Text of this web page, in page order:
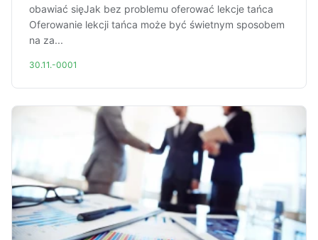
obawiać sięJak bez problemu oferować lekcje tańca
Oferowanie lekcji tańca może być świetnym sposobem
na za...
30.11.-0001